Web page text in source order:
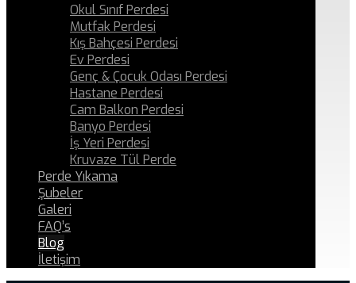
Okul Sınıf Perdesi
Mutfak Perdesi
Kış Bahçesi Perdesi
Ev Perdesi
Genç & Çocuk Odası Perdesi
Hastane Perdesi
Cam Balkon Perdesi
Banyo Perdesi
İş Yeri Perdesi
Kruvaze Tül Perde
Perde Yıkama
Şubeler
Galeri
FAQ’s
Blog
İletişim